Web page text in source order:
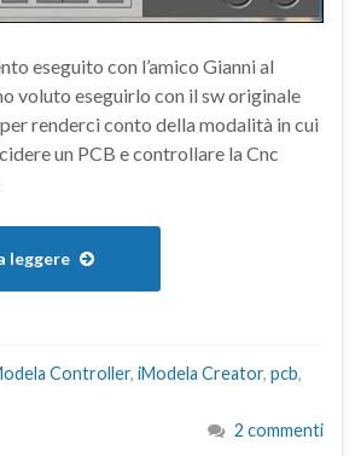
eseguito con l’amico Gianni al
voluto eseguirlo con il sw originale
renderci conto della modalità in cui
un PCB e controllare la Cnc
leggere
Controller, iModela Creator, pcb,
2 commenti